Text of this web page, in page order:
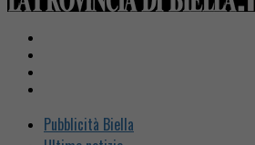
Pubblicità Biella